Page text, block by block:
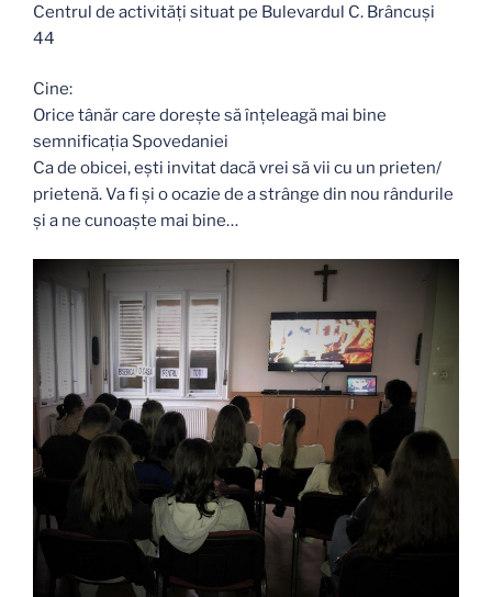
Centrul de activități situat pe Bulevardul C. Brâncuși
44
Cine:
Orice tânăr care dorește să înțeleagă mai bine
semnificația Spovedaniei
Ca de obicei, ești invitat dacă vrei să vii cu un prieten/
prietenă. Va fi și o ocazie de a strânge din nou rândurile
și a ne cunoaște mai bine…